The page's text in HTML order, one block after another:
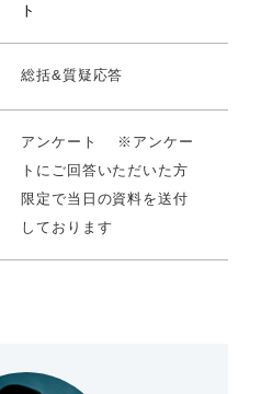
ト
総括&質疑応答
アンケート ※アンケー
トにご回答いただいた方
限定で当日の資料を送付
しております